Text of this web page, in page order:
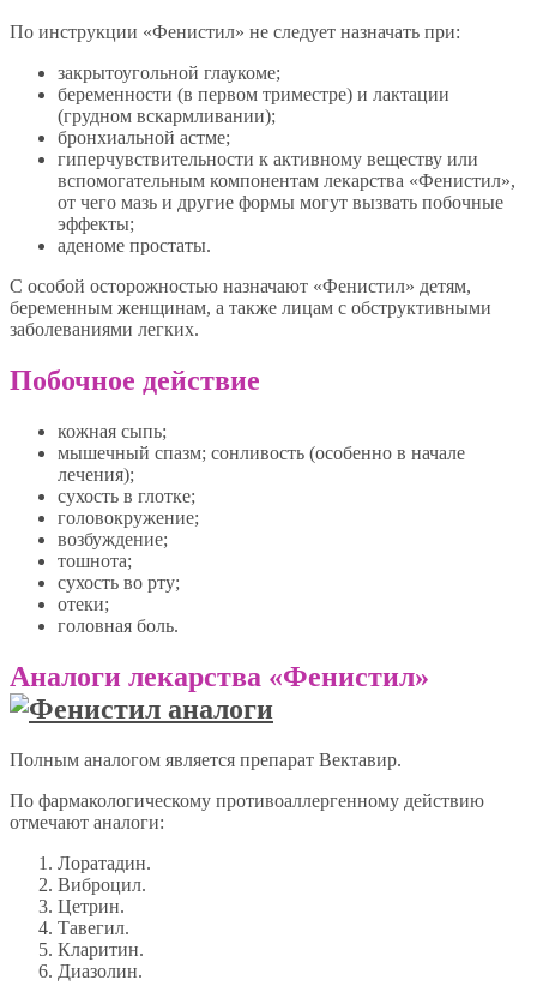
По инструкции «Фенистил» не следует назначать при:
закрытоугольной глаукоме;
беременности (в первом триместре) и лактации
(грудном вскармливании);
бронхиальной астме;
гиперчувствительности к активному веществу или
вспомогательным компонентам лекарства «Фенистил»,
от чего мазь и другие формы могут вызвать побочные
эффекты;
аденоме простаты.
С особой осторожностью назначают «Фенистил» детям,
беременным женщинам, а также лицам с обструктивными
заболеваниями легких.
Побочное действие
кожная сыпь;
мышечный спазм; сонливость (особенно в начале
лечения);
сухость в глотке;
головокружение;
возбуждение;
тошнота;
сухость во рту;
отеки;
головная боль.
Аналоги лекарства «Фенистил»
Полным аналогом является препарат Вектавир.
По фармакологическому противоаллергенному действию
отмечают аналоги:
Лоратадин.
Виброцил.
Цетрин.
Тавегил.
Кларитин.
Диазолин.